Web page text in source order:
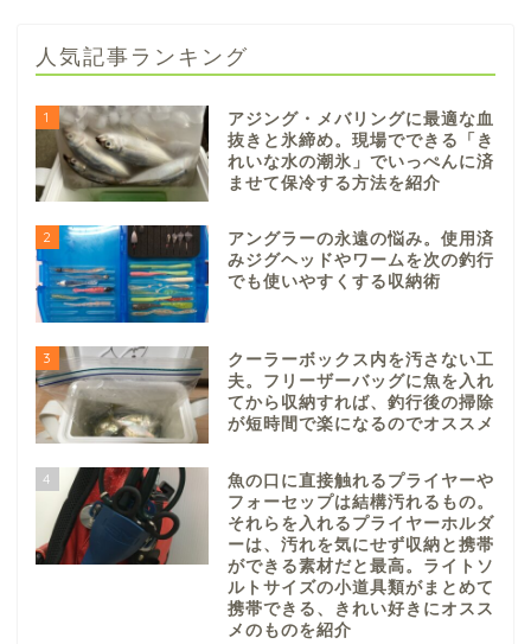
人気記事ランキング
1
アジング・メバリングに最適な血
抜きと氷締め。現場でできる「き
れいな水の潮氷」でいっぺんに済
ませて保冷する方法を紹介
2
アングラーの永遠の悩み。使用済
みジグヘッドやワームを次の釣行
でも使いやすくする収納術
3
クーラーボックス内を汚さない工
夫。フリーザーバッグに魚を入れ
てから収納すれば、釣行後の掃除
が短時間で楽になるのでオススメ
4
魚の口に直接触れるプライヤーや
フォーセップは結構汚れるもの。
それらを入れるプライヤーホルダ
ーは、汚れを気にせず収納と携帯
ができる素材だと最高。ライトソ
ルトサイズの小道具類がまとめて
携帯できる、きれい好きにオスス
メのものを紹介